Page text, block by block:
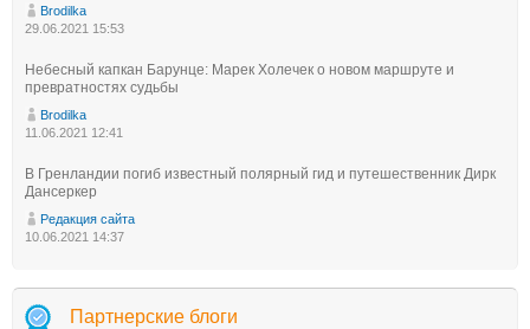
Brodilka
29.06.2021 15:53
Небесный капкан Барунце: Марек Холечек о новом маршруте и
превратностях судьбы
Brodilka
11.06.2021 12:41
В Гренландии погиб известный полярный гид и путешественник Дирк
Дансеркер
Редакция сайта
10.06.2021 14:37
Партнерские блоги